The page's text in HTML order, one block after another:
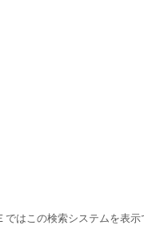
はこの検索システムを表示